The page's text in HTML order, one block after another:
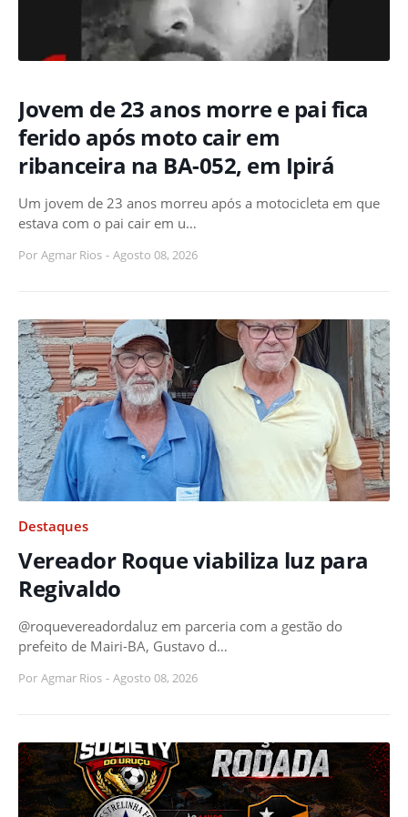
Jovem de 23 anos morre e pai fica
ferido após moto cair em
ribanceira na BA-052, em Ipirá
Um jovem de 23 anos morreu após a motocicleta em que
estava com o pai cair em u…
Por Agmar Rios - Agosto 08, 2026
Destaques
Vereador Roque viabiliza luz para
Regivaldo
@roquevereadordaluz em parceria com a gestão do
prefeito de Mairi-BA, Gustavo d…
Por Agmar Rios - Agosto 08, 2026